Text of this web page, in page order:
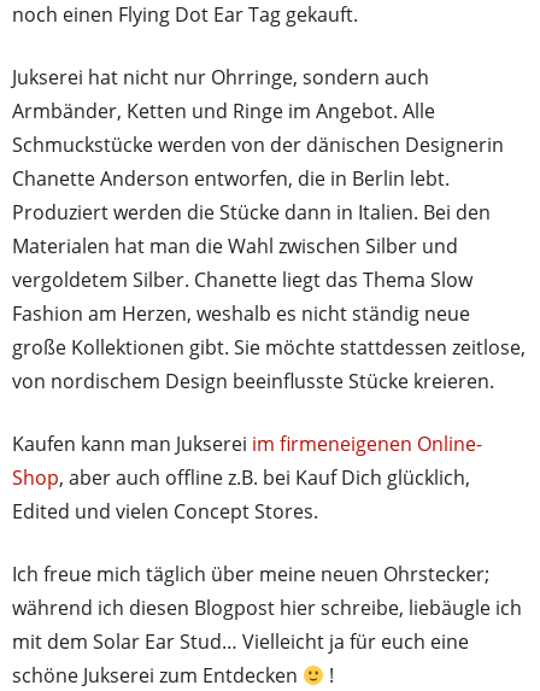
noch einen Flying Dot Ear Tag gekauft.
Jukserei hat nicht nur Ohrringe, sondern auch
Armbänder, Ketten und Ringe im Angebot. Alle
Schmuckstücke werden von der dänischen Designerin
Chanette Anderson entworfen, die in Berlin lebt.
Produziert werden die Stücke dann in Italien. Bei den
Materialen hat man die Wahl zwischen Silber und
vergoldetem Silber. Chanette liegt das Thema Slow
Fashion am Herzen, weshalb es nicht ständig neue
große Kollektionen gibt. Sie möchte stattdessen zeitlose,
von nordischem Design beeinflusste Stücke kreieren.
Kaufen kann man Jukserei im firmeneigenen Online-
Shop, aber auch offline z.B. bei Kauf Dich glücklich,
Edited und vielen Concept Stores.
Ich freue mich täglich über meine neuen Ohrstecker;
während ich diesen Blogpost hier schreibe, liebäugle ich
mit dem Solar Ear Stud… Vielleicht ja für euch eine
schöne Jukserei zum Entdecken
!